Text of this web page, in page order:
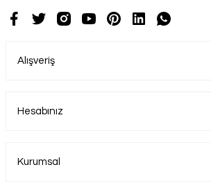
Alışveriş
Hesabınız
Kurumsal